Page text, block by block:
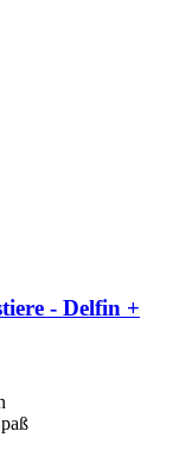
-​ Delfin +